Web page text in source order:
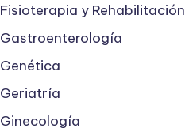
Fisioterapia y Rehabilitación
Gastroenterología
Genética
Geriatría
Ginecología